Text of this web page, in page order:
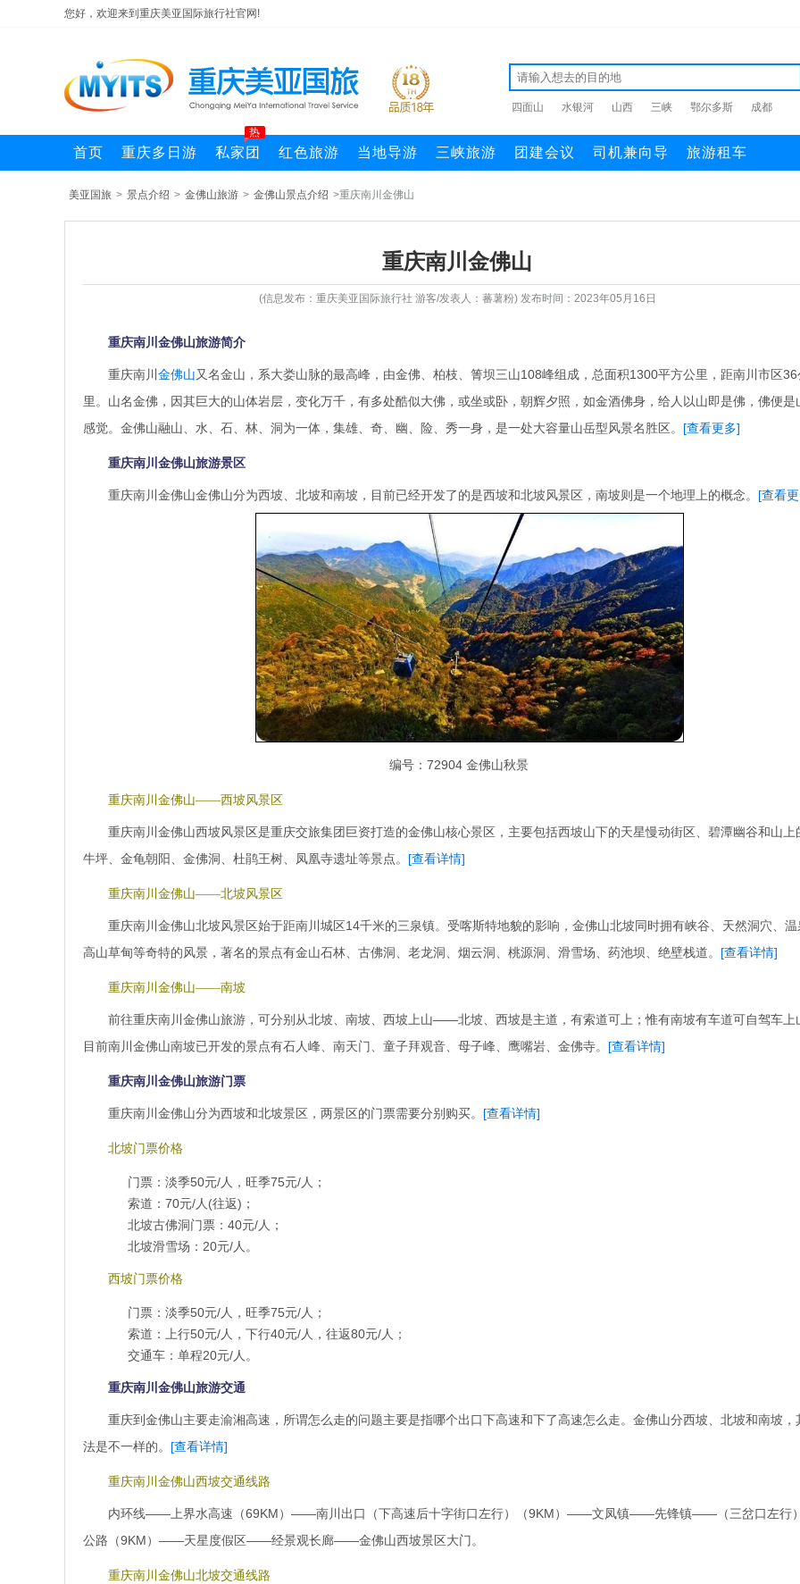
您好，欢迎来到重庆美亚国际旅行社官网!
四面山 水银河 山西 三峡 鄂尔多斯 成都
首页 重庆多日游 私家团
热
红色旅游 当地导游 三峡旅游 团建会议 司机兼向导 旅游租车
美亚国旅 > 景点介绍 > 金佛山旅游 > 金佛山景点介绍 >重庆南川金佛山
重庆南川金佛山
(信息发布：重庆美亚国际旅行社 游客/发表人：蕃薯粉) 发布时间：2023年05月16日
重庆南川金佛山旅游简介
重庆南川 金佛山又名金山，系大娄山脉的最高峰，由金佛、柏枝、箐坝三山108峰组成，总面积1300平方公里，距南川市区36
里。山名金佛，因其巨大的山体岩层，变化万千，有多处酷似大佛，或坐或卧，朝辉夕照，如金酒佛身，给人以山即是佛，佛便是
感觉。金佛山融山、水、石、林、洞为一体，集雄、奇、幽、险、秀一身，是一处大容量山岳型风景名胜区。 [查看更多]
重庆南川金佛山旅游景区
重庆南川金佛山金佛山分为西坡、北坡和南坡，目前已经开发了的是西坡和北坡风景区，南坡则是一个地理上的概念。 [查看
编号：72904 金佛山秋景
重庆南川金佛山——西坡风景区
重庆南川金佛山西坡风景区是重庆交旅集团巨资打造的金佛山核心景区，主要包括西坡山下的天星慢动街区、碧潭幽谷和山上
牛坪、金龟朝阳、金佛洞、杜鹃王树、凤凰寺遗址等景点。 [查看详情]
重庆南川金佛山——北坡风景区
重庆南川金佛山北坡风景区始于距南川城区14千米的三泉镇。受喀斯特地貌的影响，金佛山北坡同时拥有峡谷、天然洞穴、温
高山草甸等奇特的风景，著名的景点有金山石林、古佛洞、老龙洞、烟云洞、桃源洞、滑雪场、药池坝、绝壁栈道。 [查看详情]
重庆南川金佛山——南坡
前往重庆南川金佛山旅游，可分别从北坡、南坡、西坡上山——北坡、西坡是主道，有索道可上；惟有南坡有车道可自驾车上
目前南川金佛山南坡已开发的景点有石人峰、南天门、童子拜观音、母子峰、鹰嘴岩、金佛寺。 [查看详情]
重庆南川金佛山旅游门票
重庆南川金佛山分为西坡和北坡景区，两景区的门票需要分别购买。 [查看详情]
北坡门票价格
门票：淡季50元/人，旺季75元/人；
索道：70元/人(往返)；
北坡古佛洞门票：40元/人；
北坡滑雪场：20元/人。
西坡门票价格
门票：淡季50元/人，旺季75元/人；
索道：上行50元/人，下行40元/人，往返80元/人；
交通车：单程20元/人。
重庆南川金佛山旅游交通
重庆到金佛山主要走渝湘高速，所谓怎么走的问题主要是指哪个出口下高速和下了高速怎么走。金佛山分西坡、北坡和南坡，
法是不一样的。 [查看详情]
重庆南川金佛山西坡交通线路
内环线——上界水高速（69KM）——南川出口（下高速后十字街口左行）（9KM）——文凤镇——先锋镇——（三岔口左行
公路（9KM）——天星度假区——经景观长廊——金佛山西坡景区大门。
重庆南川金佛山北坡交通线路